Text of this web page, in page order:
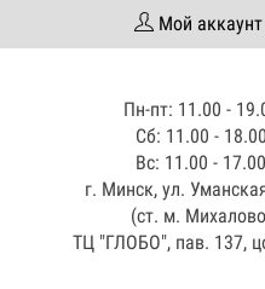
Мой аккаунт
Пн-пт: 11.00 -
Сб: 11.00 - 18.00
Вс: 11.00 - 17.00
г. Минск, ул.
(ст. м.
ТЦ "ГЛОБО", пав. 137,